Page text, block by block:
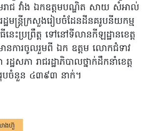
មរាជ វាំង ឯកឧត្តមបណ្ឌិត សាយ សំអាល់
ដ្ឋមន្ត្រីក្រសួងរៀបចំដែនដីនគរូបនីយកម្ម
ះប្រព្រឹត្ត ទៅនៅទីលានកីឡដ្ឋានខេត្ត
នការចូលរួមពី ឯក ឧត្តម លោកជំទាវ
ឋសភា រាជរដ្ឋាភិបាលថ្នាក់ដឹកនាំខេត្ត
រុបចំនួន ៤៣៩៣ នាក់។
ាងហ៊ួ